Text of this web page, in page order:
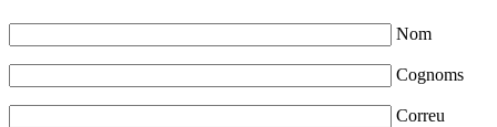
Nom
Cognoms
Correu